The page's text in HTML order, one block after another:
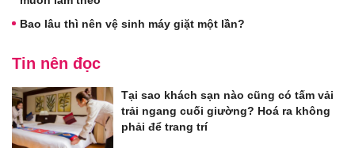
Bao lâu thì nên vệ sinh máy giặt một lần?
Tin nên đọc
Tại sao khách sạn nào cũng có tấm vải
trải ngang cuối giường? Hoá ra không
phải để trang trí